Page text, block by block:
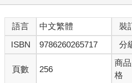
語言 中文繁體 裝
ISBN
9786260265717 分
頁數 256
商
格